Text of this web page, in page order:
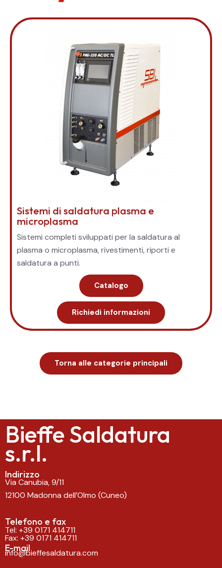
Sistemi di saldatura plasma e
microplasma
Sistemi completi sviluppati per la saldatura al
plasma o microplasma, rivestimenti, riporti e
saldatura a punti.
Catalogo
Richiedi informazioni
Torna alle categorie principali
Bieffe Saldatura
s.r.l.
Indirizzo
Via Canubia, 9/11
12100 Madonna dell’Olmo (Cuneo)
Telefono e fax
Tel: +39 0171 414711
Fax: +39 0171 414711
E-mail
info@bieffesaldatura.com